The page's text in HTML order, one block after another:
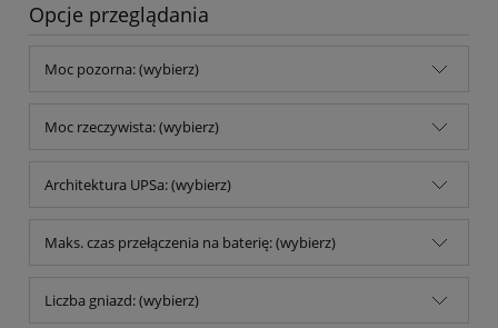
Opcje przeglądania
Moc pozorna: (wybierz)
Moc rzeczywista: (wybierz)
Architektura UPSa: (wybierz)
Maks. czas przełączenia na baterię: (wybierz)
Liczba gniazd: (wybierz)